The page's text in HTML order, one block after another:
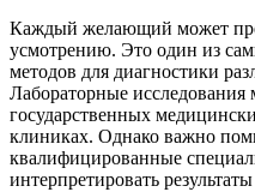
Каждый желающий может
усмотрению. Это один из
методов для диагностики
Лабораторные исследования
государственных
клиниках. Однако важно
квалифицированные
интерпретировать